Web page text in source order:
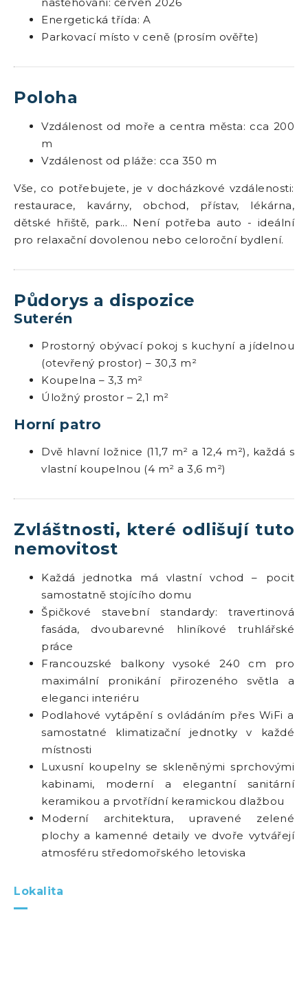
nastěhování: červen 2026
Energetická třída: A
Parkovací místo v ceně (prosím ověřte)
Poloha
Vzdálenost od moře a centra města: cca 200
m
Vzdálenost od pláže: cca 350 m
Vše, co potřebujete, je v docházkové vzdálenosti:
restaurace, kavárny, obchod, přístav, lékárna,
dětské hřiště, park... Není potřeba auto - ideální
pro relaxační dovolenou nebo celoroční bydlení.
Půdorys a dispozice
Suterén
Prostorný obývací pokoj s kuchyní a jídelnou
(otevřený prostor) – 30,3 m²
Koupelna – 3,3 m²
Úložný prostor – 2,1 m²
Horní patro
Dvě hlavní ložnice (11,7 m² a 12,4 m²), každá s
vlastní koupelnou (4 m² a 3,6 m²)
Zvláštnosti, které odlišují tuto
nemovitost
Každá jednotka má vlastní vchod – pocit
samostatně stojícího domu
Špičkové stavební standardy: travertinová
fasáda, dvoubarevné hliníkové truhlářské
práce
Francouzské balkony vysoké 240 cm pro
maximální pronikání přirozeného světla a
eleganci interiéru
Podlahové vytápění s ovládáním přes WiFi a
samostatné klimatizační jednotky v každé
místnosti
Luxusní koupelny se skleněnými sprchovými
kabinami, moderní a elegantní sanitární
keramikou a prvotřídní keramickou dlažbou
Moderní architektura, upravené zelené
plochy a kamenné detaily ve dvoře vytvářejí
atmosféru středomořského letoviska
Lokalita